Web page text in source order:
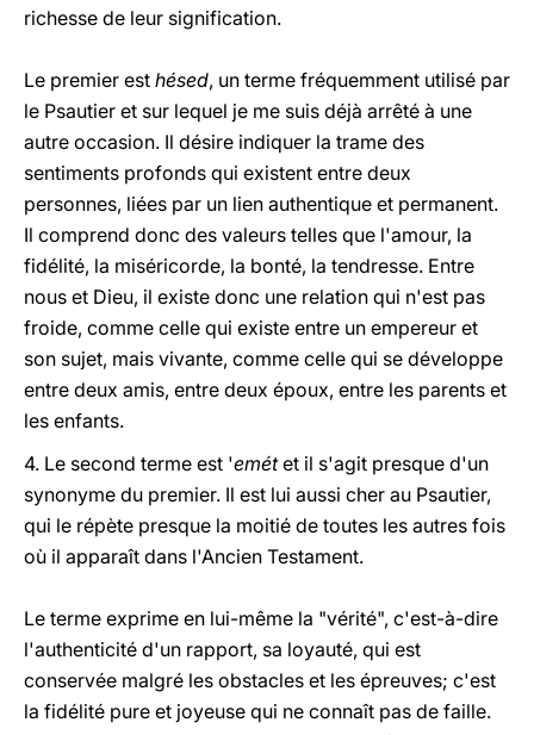
richesse de leur signification.
Le premier est hésed, un terme fréquemment utilisé par
le Psautier et sur lequel je me suis déjà arrêté à une
autre occasion. Il désire indiquer la trame des
sentiments profonds qui existent entre deux
personnes, liées par un lien authentique et permanent.
Il comprend donc des valeurs telles que l'amour, la
fidélité, la miséricorde, la bonté, la tendresse. Entre
nous et Dieu, il existe donc une relation qui n'est pas
froide, comme celle qui existe entre un empereur et
son sujet, mais vivante, comme celle qui se développe
entre deux amis, entre deux époux, entre les parents et
les enfants.
4. Le second terme est 'emétet il s'agit presque d'un
synonyme du premier. Il est lui aussi cher au Psautier,
qui le répète presque la moitié de toutes les autres fois
où il apparaît dans l'Ancien Testament.
Le terme exprime en lui-même la "vérité", c'est-à-dire
l'authenticité d'un rapport, sa loyauté, qui est
conservée malgré les obstacles et les épreuves; c'est
la fidélité pure et joyeuse qui ne connaît pas de faille.